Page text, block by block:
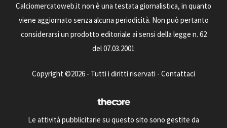
Calciomercatoweb.it non è una testata giornalistica, in quanto
viene aggiornato senza alcuna periodicità. Non può pertanto
considerarsi un prodotto editoriale ai sensi della legge n. 62
del 07.03.2001
Copyright ©2026 - Tutti i diritti riservati - Contattaci
Le attività pubblicitarie su questo sito sono gestite da